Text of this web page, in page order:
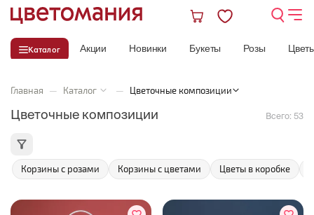
Каталог Акции Новинки Букеты Розы
Главная — Каталог — Цветочные композиции
Цветочные композиции Всего: 53
Корзины с розами Корзины с цветами Цветы в коробке